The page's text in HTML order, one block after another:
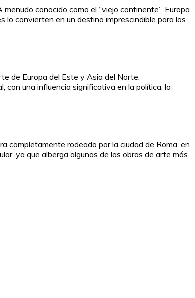
conocido como el “viejo continente”, Europa
lo convierten en un destino imprescindible para los
de Europa del Este y Asia del Norte,
con una influencia significativa en la política, la
completamente rodeado por la ciudad de Roma, en
ya que alberga algunas de las obras de arte más